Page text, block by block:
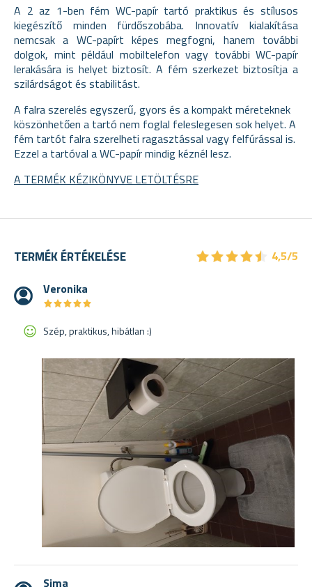
A 2 az 1-ben fém WC-papír tartó praktikus és stílusos
kiegészítő minden fürdőszobába. Innovatív kialakítása
nemcsak a WC-papírt képes megfogni, hanem további
dolgok, mint például mobiltelefon vagy további WC-papír
lerakására is helyet biztosít. A fém szerkezet biztosítja a
szilárdságot és stabilitást.
A falra szerelés egyszerű, gyors és a kompakt méreteknek
köszönhetően a tartó nem foglal feleslegesen sok helyet. A
fém tartót falra szerelheti ragasztással vagy felfúrással is.
Ezzel a tartóval a WC-papír mindig kéznél lesz.
A TERMÉK KÉZIKÖNYVE LETÖLTÉSRE
TERMÉK ÉRTÉKELÉSE ★★★★★
★★★★★
4,5/5
Veronika
★★★★★
★★★★★
Szép, praktikus, hibátlan :)
Sima